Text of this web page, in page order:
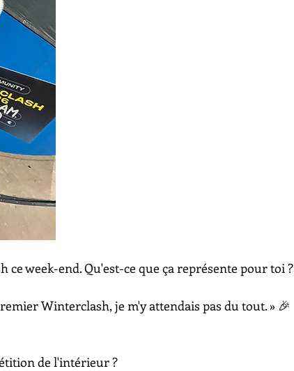
ce week-end. Qu'est-ce que ça représente pour toi ?
Winterclash, je m'y attendais pas du tout. » 🎉
de l'intérieur ?